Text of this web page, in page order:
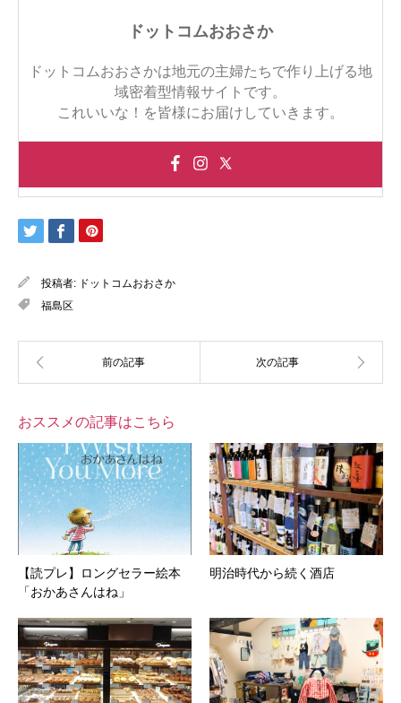
ドットコムおおさか
ドットコムおおさかは地元の主婦たちで作り上げる地
域密着型情報サイトです。
これいいな！を皆様にお届けしていきます。
投稿者: ドットコムおおさか
福島区
おススメの記事はこちら
【読プレ】ロングセラー絵本
「おかあさんはね」
明治時代から続く酒店